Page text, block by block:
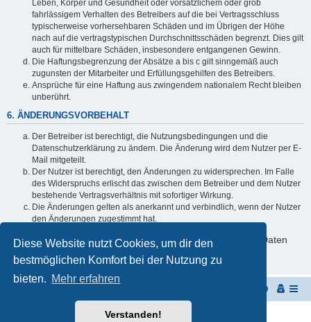
Diese Website nutzt Cookies, um dir den
bestmöglichen Komfort bei der Nutzung zu
bieten. Mehr erfahren
Verstanden!
Leben, Körper und Gesundheit oder vorsätzlichem oder grob
fahrlässigem Verhalten des Betreibers auf die bei Vertragsschluss
typischerweise vorhersehbaren Schäden und im Übrigen der Höhe
nach auf die vertragstypischen Durchschnittsschäden begrenzt. Dies gilt
auch für mittelbare Schäden, insbesondere entgangenen Gewinn.
Die Haftungsbegrenzung der Absätze a bis c gilt sinngemäß auch
zugunsten der Mitarbeiter und Erfüllungsgehilfen des Betreibers.
Ansprüche für eine Haftung aus zwingendem nationalem Recht bleiben
unberührt.
6. ÄNDERUNGSVORBEHALT
Der Betreiber ist berechtigt, die Nutzungsbedingungen und die
Datenschutzerklärung zu ändern. Die Änderung wird dem Nutzer per E-
Mail mitgeteilt.
Der Nutzer ist berechtigt, den Änderungen zu widersprechen. Im Falle
des Widerspruchs erlischt das zwischen dem Betreiber und dem Nutzer
bestehende Vertragsverhältnis mit sofortiger Wirkung.
Die Änderungen gelten als anerkannt und verbindlich, wenn der Nutzer
den Änderungen zugestimmt hat.
Informationen über den Umgang mit deinen persönlichen Daten
sind in der Datenschutzerklärung enthalten.
Powered byphpBB® Forum Software © phpBB Limited